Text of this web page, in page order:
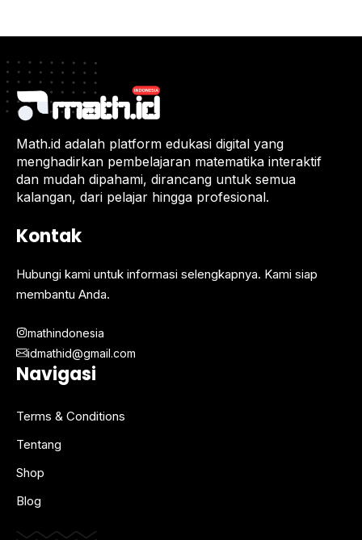
Math.id adalah platform edukasi digital yang
menghadirkan pembelajaran matematika interaktif
dan mudah dipahami, dirancang untuk semua
kalangan, dari pelajar hingga profesional.
Kontak
Hubungi kami untuk informasi selengkapnya. Kami siap
membantu Anda.
mathindonesia
idmathid@gmail.com
Navigasi
Terms & Conditions
Tentang
Shop
Blog